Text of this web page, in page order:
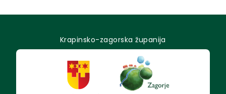
Krapinsko-zagorska županija